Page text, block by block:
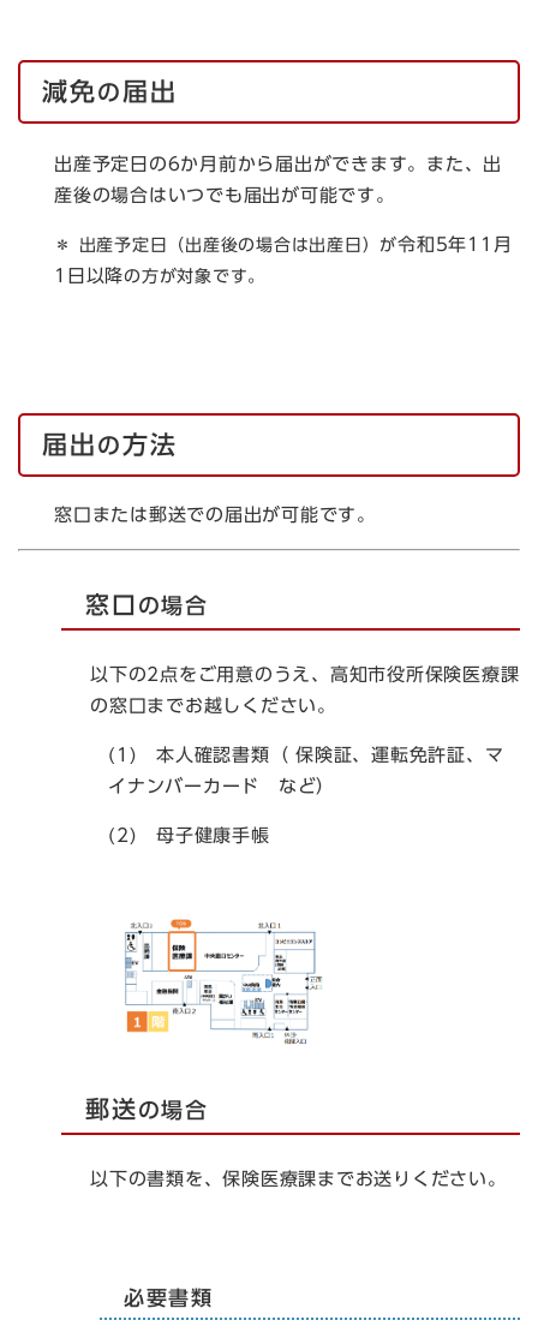
減免の 届出
出産予定日の6か月前から届出ができます。また、出
産後の場合はいつでも届出が可能です。
＊ 出産予定日（出産後の場合は出産日）が令和5年11月
1日以降​の方が対象です。
届出 の方法
窓口または郵送での届出が可能です。
窓口 の場合
以下の2点をご用意のうえ、高知市役所保険医療課
の窓口までお越しください。
​(1) 本人確認書類（ 保険証、運転免許証、マ
イナンバーカード など）
(2) 母子健康手帳
郵送の場合
以下の書類を、保険医療課までお送りください。
必要書類